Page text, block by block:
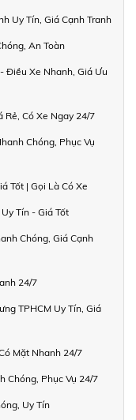
Uy Tín, Giá Cạnh Tranh
An Toàn
Điều Xe Nhanh, Giá Ưu
Rẻ, Có Xe Ngay 24/7
Chóng, Phục Vụ
Tốt | Gọi Là Có Xe
Tín - Giá Tốt
Chóng, Giá Cạnh
24/7
TPHCM Uy Tín, Giá
Mặt Nhanh 24/7
Chóng, Phục Vụ 24/7
Uy Tín